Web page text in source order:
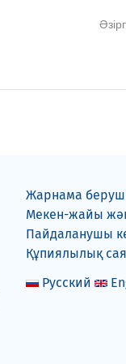
Жарнама
Мекен-жайы
Пайдаланушы
Құпиялылық
Русский